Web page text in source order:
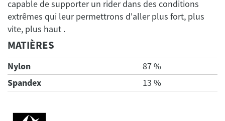
capable de supporter un rider dans des conditions
extrêmes qui leur permettrons d'aller plus fort, plus
MATIÈRES
Nylon
87 %
Spandex
13 %